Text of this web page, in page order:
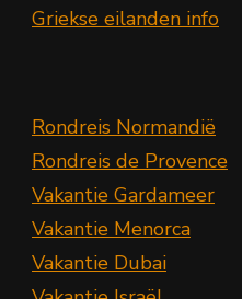
Griekse eilanden info
Rondreis Normandië
Rondreis de Provence
Vakantie Gardameer
Vakantie Menorca
Vakantie Dubai